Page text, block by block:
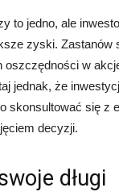
to jedno, ale
zyski. Zastanów
oszczędności w
jednak, że
skonsultować się z
decyzji.
długi